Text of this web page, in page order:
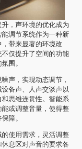
，声环境的优化成为
调节系统作为一种新
带来显著的环境改
仅提升了空间的功能
围。
声，实现动态调节，
备声、人声交谈声以
思维连贯性。智能系
或调整音量，使得整
障。
使用需求，灵活调整
息区对声音的要求各